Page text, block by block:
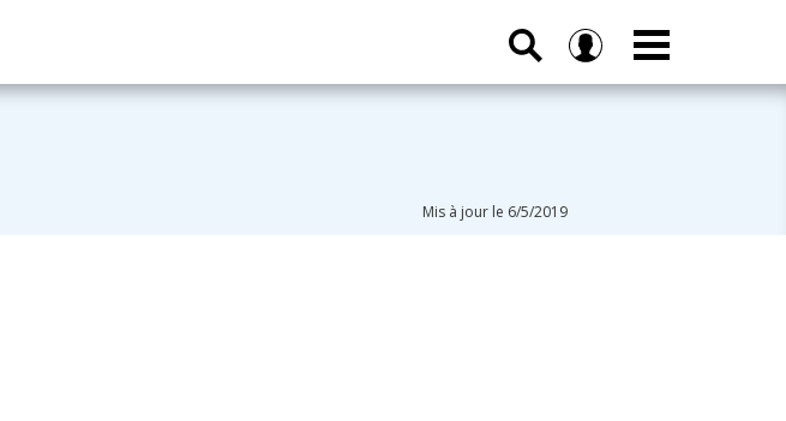
Mis à jour le 6/5/2019